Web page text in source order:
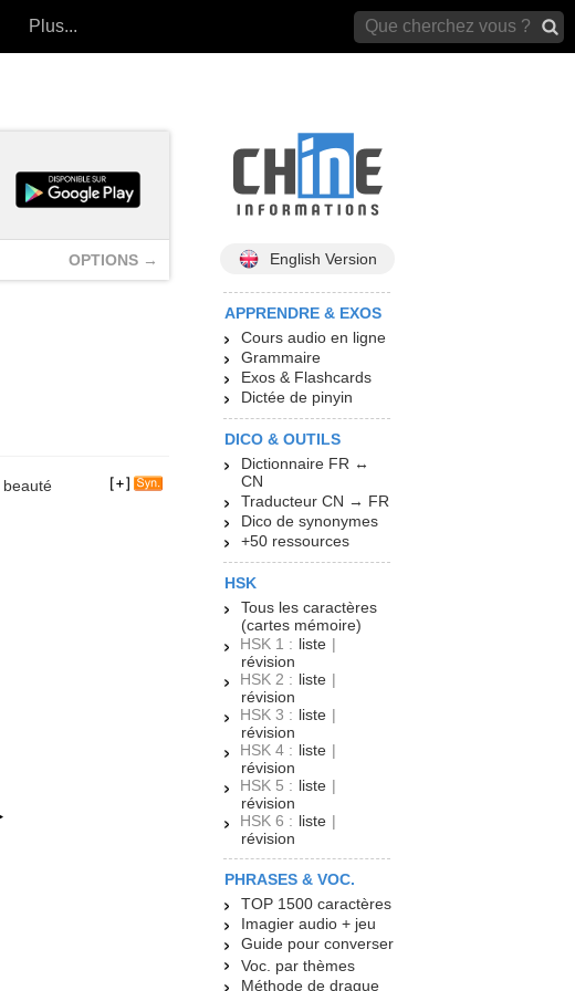
Plus...
OPTIONS →
beauté
English Version
APPRENDRE & EXOS
Cours audio en ligne
Grammaire
Exos & Flashcards
Dictée de pinyin
DICO & OUTILS
Dictionnaire FR ↔
CN
Traducteur CN → FR
Dico de synonymes
+50 ressources
HSK
Tous les caractères
(cartes mémoire)
HSK 1 : liste |
révision
HSK 2 : liste |
révision
HSK 3 : liste |
révision
HSK 4 : liste |
révision
HSK 5 : liste |
révision
HSK 6 : liste |
révision
PHRASES & VOC.
TOP 1500 caractères
Imagier audio + jeu
Guide pour converser
Voc. par thèmes
Méthode de drague